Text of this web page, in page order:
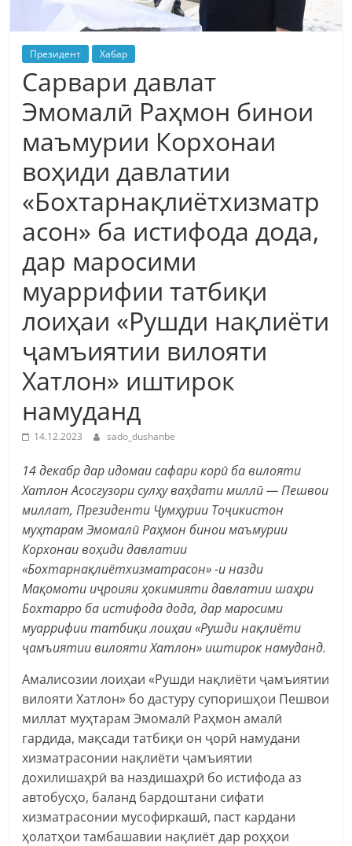
Президент Хабар
Сарвари давлат
Эмомалӣ Раҳмон бинои
маъмурии Корхонаи
воҳиди давлатии
«Бохтарнақлиётхизматр
асон» ба истифода дода,
дар маросими
муаррифии татбиқи
лоиҳаи «Рушди нақлиёти
ҷамъиятии вилояти
Хатлон» иштирок
намуданд
14.12.2023 sado_dushanbe
14 декабр дар идомаи сафари корӣ ба вилояти
Хатлон Асосгузори сулҳу ваҳдати миллӣ — Пешвои
миллат, Президенти Ҷумҳурии Тоҷикистон
муҳтарам Эмомалӣ Раҳмон бинои маъмурии
Корхонаи воҳиди давлатии
«Бохтарнақлиётхизматрасон» -и назди
Мақомоти иҷроияи ҳокимияти давлатии шаҳри
Бохтарро ба истифода дода, дар маросими
муаррифии татбиқи лоиҳаи «Рушди нақлиёти
ҷамъиятии вилояти Хатлон» иштирок намуданд.
Амалисозии лоиҳаи «Рушди нақлиёти ҷамъиятии
вилояти Хатлон» бо дастуру супоришҳои Пешвои
миллат муҳтарам Эмомалӣ Раҳмон амалӣ
гардида, мақсади татбиқи он ҷорӣ намудани
хизматрасонии нақлиёти ҷамъиятии
дохилишаҳрӣ ва наздишаҳрӣ бо истифода аз
автобусҳо, баланд бардоштани сифати
хизматрасонии мусофиркашӣ, паст кардани
ҳолатҳои тамбашавии нақлиёт дар роҳҳои